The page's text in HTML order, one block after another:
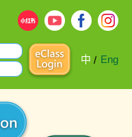
中 / Eng